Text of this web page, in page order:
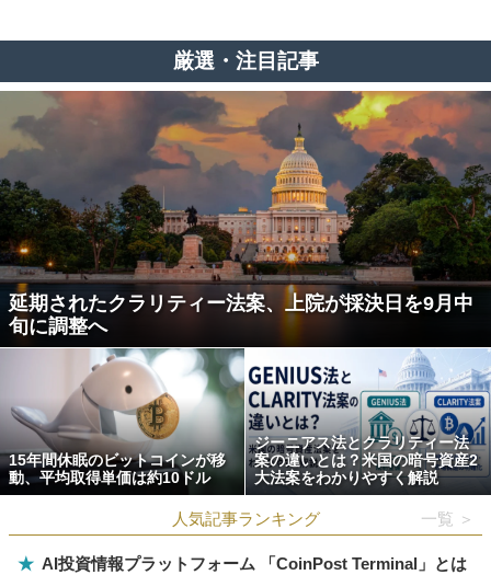
厳選・注目記事
延期されたクラリティー法案、上院が採決日を9月中
旬に調整へ
15年間休眠のビットコインが移
動、平均取得単価は約10ドル
ジーニアス法とクラリティー法
案の違いとは？米国の暗号資産2
大法案をわかりやすく解説
人気記事ランキング 一覧 ＞
★ AI投資情報プラットフォーム 「CoinPost Terminal」とは